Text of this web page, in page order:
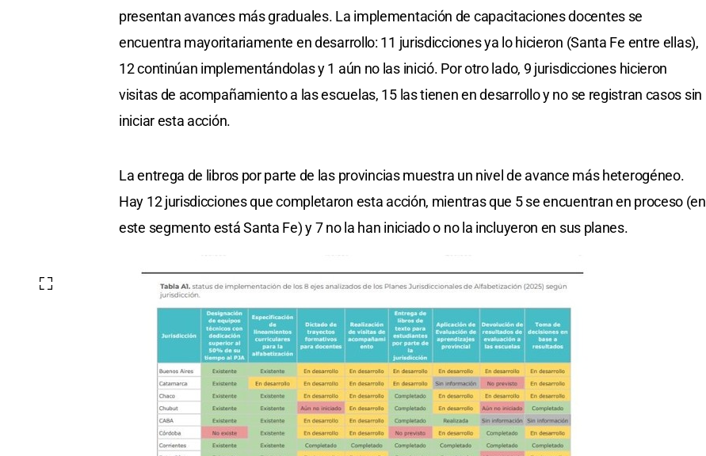
presentan avances más graduales. La implementación de capacitaciones docentes se
encuentra mayoritariamente en desarrollo: 11 jurisdicciones ya lo hicieron (Santa Fe entre ellas),
12 continúan implementándolas y 1 aún no las inició. Por otro lado, 9 jurisdicciones hicieron
visitas de acompañamiento a las escuelas, 15 las tienen en desarrollo y no se registran casos sin
iniciar esta acción.
La entrega de libros por parte de las provincias muestra un nivel de avance más heterogéneo.
Hay 12 jurisdicciones que completaron esta acción, mientras que 5 se encuentran en proceso (en
este segmento está Santa Fe) y 7 no la han iniciado o no la incluyeron en sus planes.